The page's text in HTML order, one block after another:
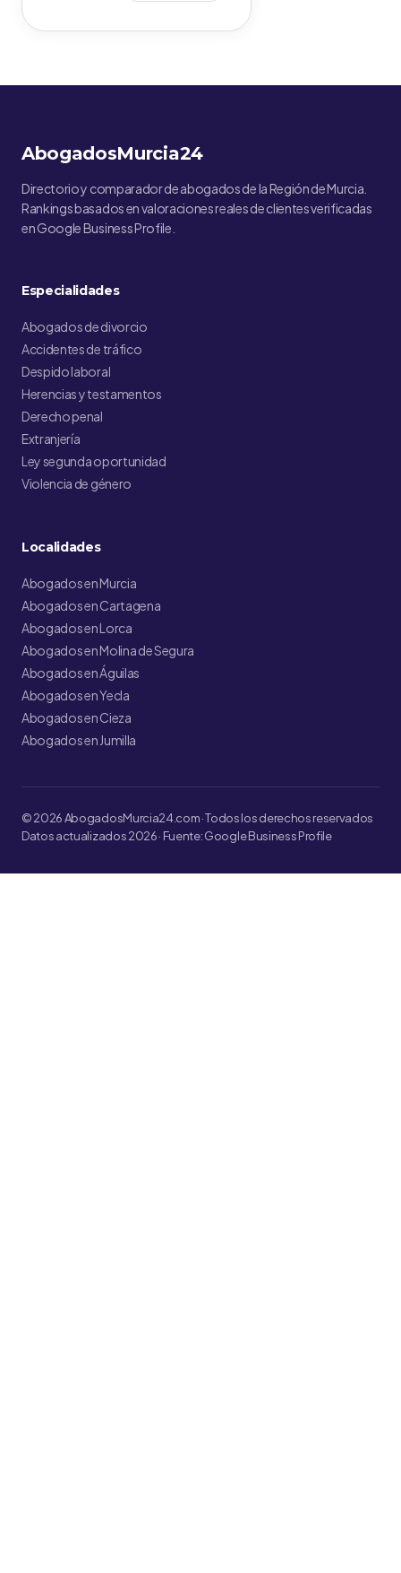
AbogadosMurcia24
Directorio y comparador de abogados de la Región de Murcia.
Rankings basados en valoraciones reales de clientes verificadas
en Google Business Profile.
Especialidades
Abogados de divorcio
Accidentes de tráfico
Despido laboral
Herencias y testamentos
Derecho penal
Extranjería
Ley segunda oportunidad
Violencia de género
Localidades
Abogados en Murcia
Abogados en Cartagena
Abogados en Lorca
Abogados en Molina de Segura
Abogados en Águilas
Abogados en Yecla
Abogados en Cieza
Abogados en Jumilla
© 2026 AbogadosMurcia24.com · Todos los derechos reservados
Datos actualizados 2026 · Fuente: Google Business Profile